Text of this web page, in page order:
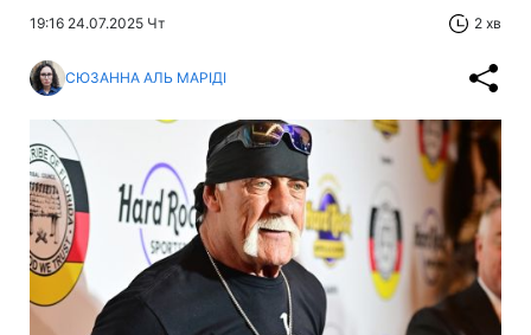
19:16 24.07.2025 Чт 2 хв
СЮЗАННА АЛЬ МАРІДІ